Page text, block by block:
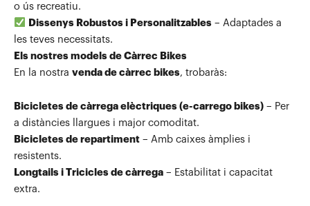
o ús recreatiu.
Dissenys Robustos i Personalitzables– Adaptades a
les teves necessitats.
Els nostres models de Càrrec Bikes
En la nostra venda de càrrec bikes, trobaràs:
Bicicletes de càrrega elèctriques (e-carrego bikes) – Per
a distàncies llargues i major comoditat.
Bicicletes de repartiment – Amb caixes àmplies i
resistents.
Longtails i Tricicles de càrrega – Estabilitat i capacitat
extra.